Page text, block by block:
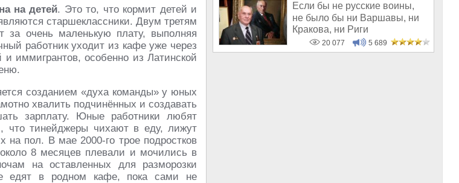
на детей. Это то, что кормит детей и
старшеклассники. Двум третям
за очень маленькую плату, выполняя
работник уходит из кафе уже через
иммигрантов, особенно из Латинской
созданием «духа команды» у юных
хвалить подчинённых и создавать
зарплату. Юные работники любят
что тинейджеры чихают в еду, лижут
на пол. В мае 2000-го трое подростков
8 месяцев плевали и мочились в
на оставленных для разморозки
едят в родном кафе, пока сами не
Если бы не русские воины,
не было бы ни Варшавы, ни
Кракова, ни Риги
20 077 5 689